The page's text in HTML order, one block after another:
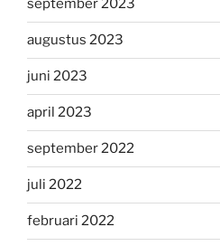
september 2023
augustus 2023
juni 2023
april 2023
september 2022
juli 2022
februari 2022